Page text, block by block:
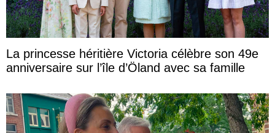
La princesse héritière Victoria célèbre son 49e
anniversaire sur l’île d’Öland avec sa famille